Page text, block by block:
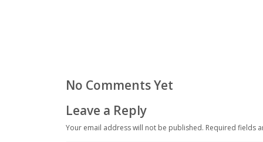
No Comments Yet
Leave a Reply
Your email address will not be published. Required fields